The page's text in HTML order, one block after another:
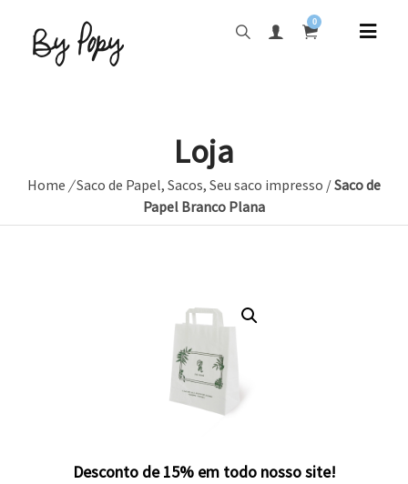
0
Loja
Home /Saco de Papel, Sacos, Seu saco impresso /Saco de
Papel Branco Plana
Desconto de 15% em todo nosso site!